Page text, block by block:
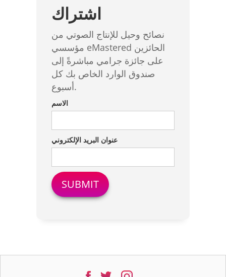
اشتراك
نصائح وحيل للإنتاج الصوتي من
مؤسسي eMastered الحائزين
على جائزة جرامي مباشرةً إلى
صندوق الوارد الخاص بك كل
أسبوع.
الاسم
عنوان البريد الإلكتروني